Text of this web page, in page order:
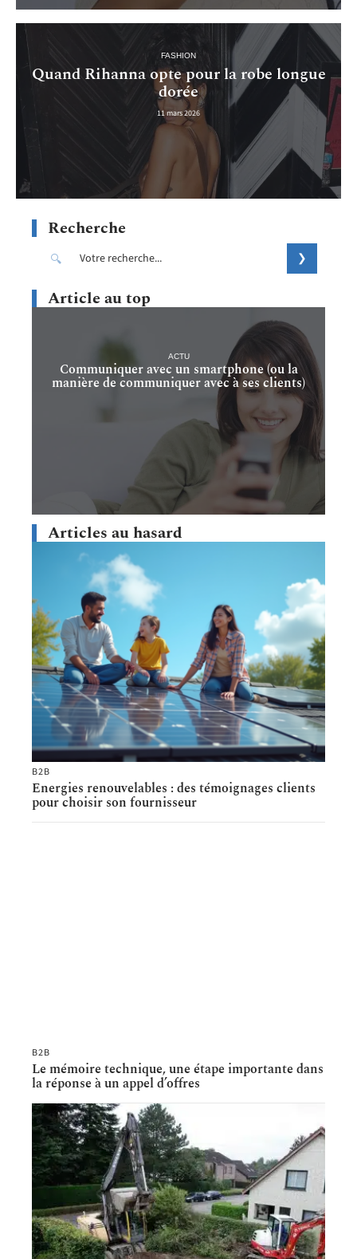
FASHION
Quand Rihanna opte pour la robe longue
dorée
11 mars 2026
Recherche
Article au top
ACTU
Communiquer avec un smartphone (ou la
manière de communiquer avec à ses clients)
Articles au hasard
B2B
Energies renouvelables : des témoignages clients
pour choisir son fournisseur
B2B
Le mémoire technique, une étape importante dans
la réponse à un appel d’offres